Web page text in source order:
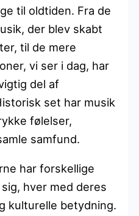
til oldtiden. Fra de
der blev skabt
til de mere
vi ser i dag, har
del af
set har musik
følelser,
samfund.
har forskellige
hver med deres
kulturelle betydning.